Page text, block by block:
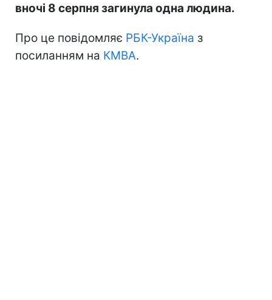
вночі 8 серпня загинула одна людина.
Про це повідомляє РБК-Україна з
посиланням на КМВА.